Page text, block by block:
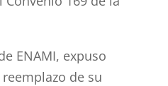
ENAMI, expuso
de su